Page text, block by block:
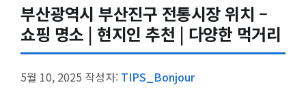
부산광역시 부산진구 전통시장 위치 –
쇼핑 명소 | 현지인 추천 | 다양한 먹거리
5월 10, 2025 작성자: TIPS_Bonjour